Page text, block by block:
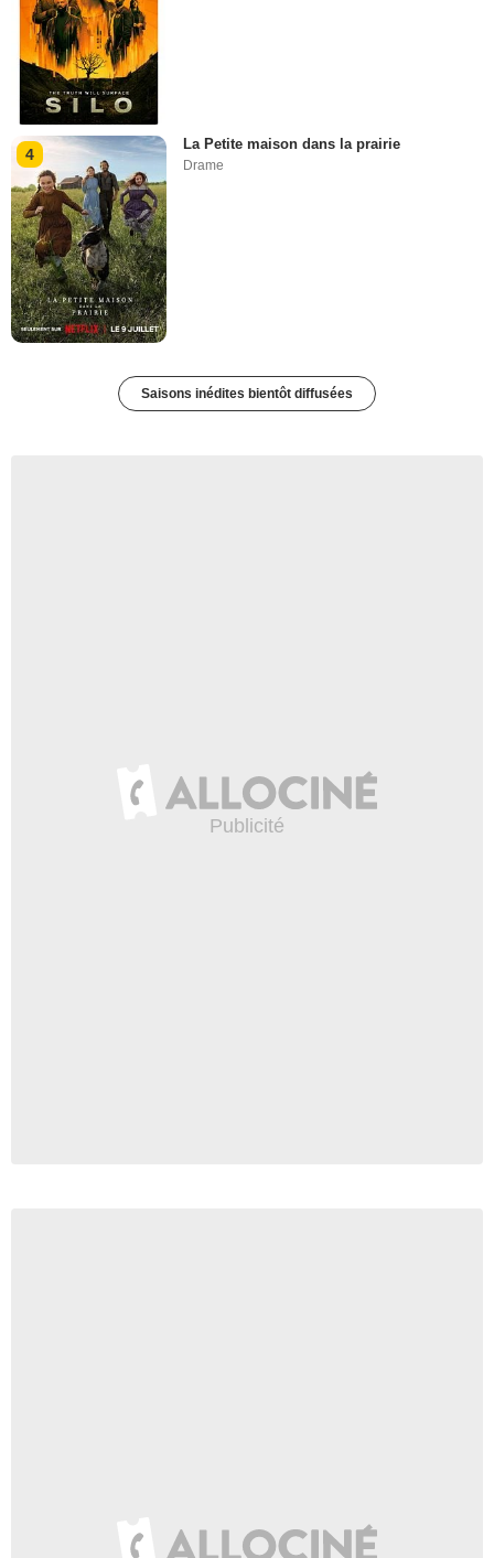
4
La Petite maison dans la prairie
Drame
Saisons inédites bientôt diffusées